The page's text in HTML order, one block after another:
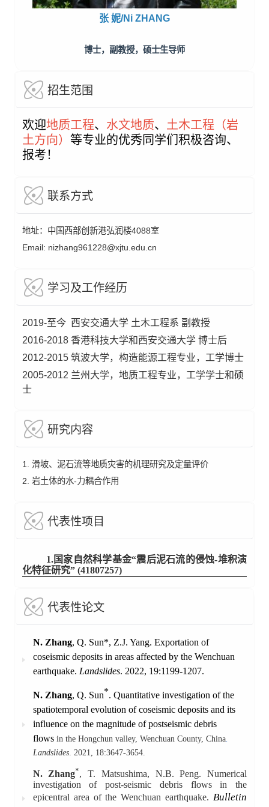
张 妮/Ni ZHANG
博士，副教授，硕士生导师
招生范围
欢迎地质工程、 水文地质、 土木工程（岩
土方向） 等专业的优秀同学们积极咨询、
报考！
联系方式
地址：中国西部创新港弘润楼4088室
Email: nizhang961228@xjtu.edu.cn
学习及工作经历
2019-至今 西安交通大学 土木工程系 副教授
2016-2018 香港科技大学和西安交通大学 博士后
2012-2015 筑波大学，构造能源工程专业，工学博士
2005-2012 兰州大学，地质工程专业，工学学士和硕
士
研究内容
1. 滑坡、泥石流等地质灾害的机理研究及定量评价
2. 岩土体的水-力耦合作用
代表性项目
1.国家自然科学基金“震后泥石流的侵蚀-堆积演
化特征研究”(41807257)
代表性论文
N. Zhang, Q. Sun*, Z.J. Yang. Exportation of
coseismicdeposits in areas affected by the Wenchuan
earthquake. Landslides. 2022, 19:1199-1207.
N. Zhang, Q. Sun*. Quantitative investigation of the
spatiotemporal evolution ofcoseismicdeposits and its
influence on the magnitude ofpostseismicdebris
flows in the Hongchun valley, Wenchuan County, China.
Landslides. 2021 , 18:3647-3654.
N. Zhang*, T. Matsushima, N.B. Peng.Numerical
investigation of post-seismic debris flows in the
epicentral area of the Wenchuan earthquake. Bulletin